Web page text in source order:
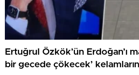
Ertuğrul Özkök’ün Erdoğan’ı
bir gecede çökecek’